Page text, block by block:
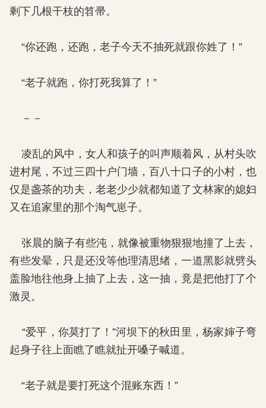
剩下几根干枝的笤帚。
“你还跑，还跑，老子今天不抽死就跟你姓了！”
“老子就跑，你打死我算了！”
－－
凌乱的风中，女人和孩子的叫声顺着风，从村头吹
进村尾，不过三四十户门墙，百八十口子的小村，也
仅是盏茶的功夫，老老少少就都知道了文林家的媳妇
又在追家里的那个淘气崽子。
张晨的脑子有些沌，就像被重物狠狠地撞了上去，
有些发晕，只是还没等他理清思绪，一道黑影就劈头
盖脸地往他身上抽了上去，这一抽，竟是把他打了个
激灵。
“爱平，你莫打了！”河坝下的秋田里，杨家婶子弯
起身子往上面瞧了瞧就扯开嗓子喊道。
“老子就是要打死这个混账东西！”